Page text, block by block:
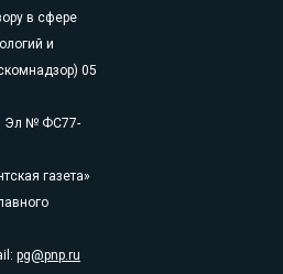
в сфере
и
05
Эл № ФС77-
газета»
pg@pnp.ru